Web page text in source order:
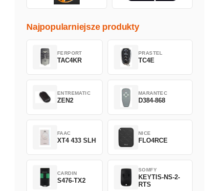
Najpopularniejsze produkty
FERPORT
TAC4KR
PRASTEL
TC4E
ENTREMATIC
ZEN2
MARANTEC
D384-868
FAAC
XT4 433 SLH
NICE
FLO4RCE
CARDIN
S476-TX2
SOMFY
KEYTIS-NS-2-
RTS